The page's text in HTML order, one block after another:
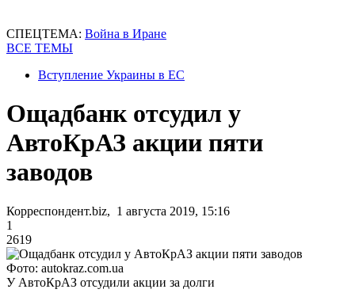
СПЕЦТЕМА: Война в Иране
ВСЕ ТЕМЫ
Вступление Украины в ЕС
Ощадбанк отсудил у
АвтоКрАЗ акции пяти
заводов
Корреспондент.biz, 1 августа 2019, 15:16
1
2619
Фото: autokraz.com.ua
У АвтоКрАЗ отсудили акции за долги